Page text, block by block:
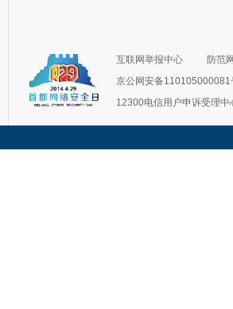
互联网举报中心
防范
京公网安备110105000081
12300电信用户申诉受理中